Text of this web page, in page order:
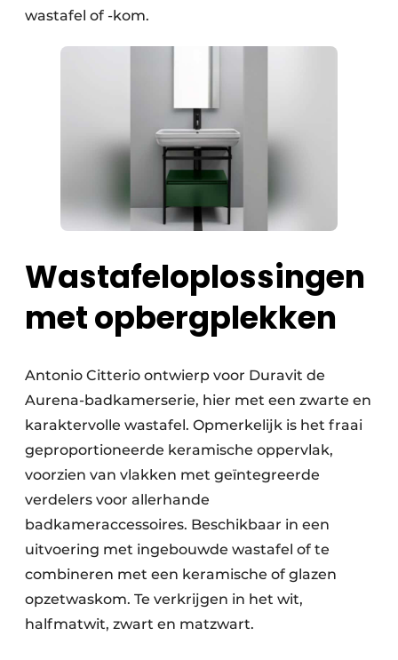
wastafel of -kom.
Wastafeloplossingen
met opbergplekken
Antonio Citterio ontwierp voor Duravit de
Aurena-badkamerserie, hier met een zwarte en
karaktervolle wastafel. Opmerkelijk is het fraai
geproportioneerde keramische oppervlak,
voorzien van vlakken met geïntegreerde
verdelers voor allerhande
badkameraccessoires. Beschikbaar in een
uitvoering met ingebouwde wastafel of te
combineren met een keramische of glazen
opzetwaskom. Te verkrijgen in het wit,
halfmatwit, zwart en matzwart.